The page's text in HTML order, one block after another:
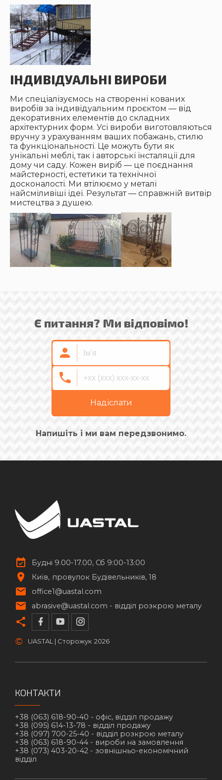
ІНДИВІДУАЛЬНІ ВИРОБИ
Ми спеціалізуємось на створенні кованих
виробів за індивідуальним проєктом — від
декоративних елементів до складних
архітектурних форм. Усі вироби виготовляються
вручну з урахуванням ваших побажань, стилю
та функціональності. Це можуть бути як
унікальні меблі, так і авторські інсталяції для
дому чи саду. Кожен виріб — це поєднання
майстерності, естетики та технічної
досконалості. Ми втілюємо у металі
найсміливіші ідеї. Результат — справжній витвір
мистецтва з душею.
Є питання? Ми відповімо!
Надіслати
Напишіть і ми вам передзвонимо.
Будні 9.00-17.00, Сб 9:00-13:00
Київ
провулок Будівельників, 18
office1@uastal.com
abrasive@uastal.com - відділ розкрою металу
© UASTAL | Сторожук 2026
КОНТАКТИ
+38 (063) 618-90-40 - офіс, відділ продажу
+38 (095) 614-13-78 - відділ продажу
+38 (097) 700-25-40 - відділ розкрою металу
+38 (063) 618-90-44 - вироби на замовлення
+38 (073) 403-20-42 - зовнішньо-економічний
відділ